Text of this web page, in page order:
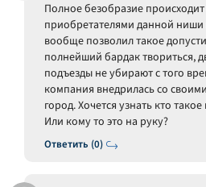
Ответить (0)
Полное безобразие
приобретателями данной ниши
вообще позволил такое
полнейший бардак твориться,
подъезды не убирают с того
компания внедрилась со
город. Хочется узнать кто
Или кому то это на руку?